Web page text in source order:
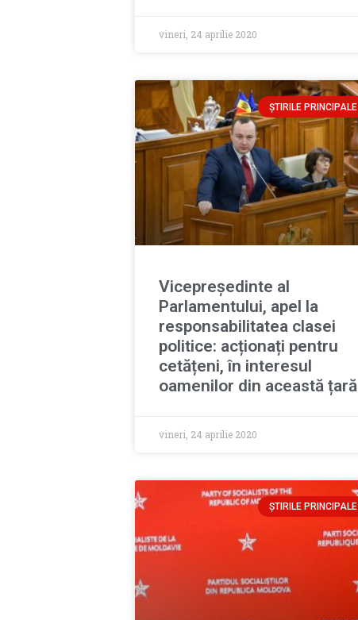
vineri, 24 aprilie 2020
ȘTIRILE PRINCIPALE
Vicepreședinte al
Parlamentului, apel la
responsabilitatea clasei
politice: acționați pentru
cetățeni, în interesul
oamenilor din această țară
vineri, 24 aprilie 2020
ȘTIRILE PRINCIPALE